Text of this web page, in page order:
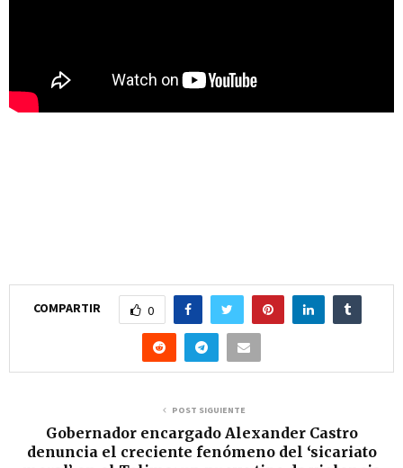
COMPARTIR 0
POST SIGUIENTE
Gobernador encargado Alexander Castro
denuncia el creciente fenómeno del ‘sicariato